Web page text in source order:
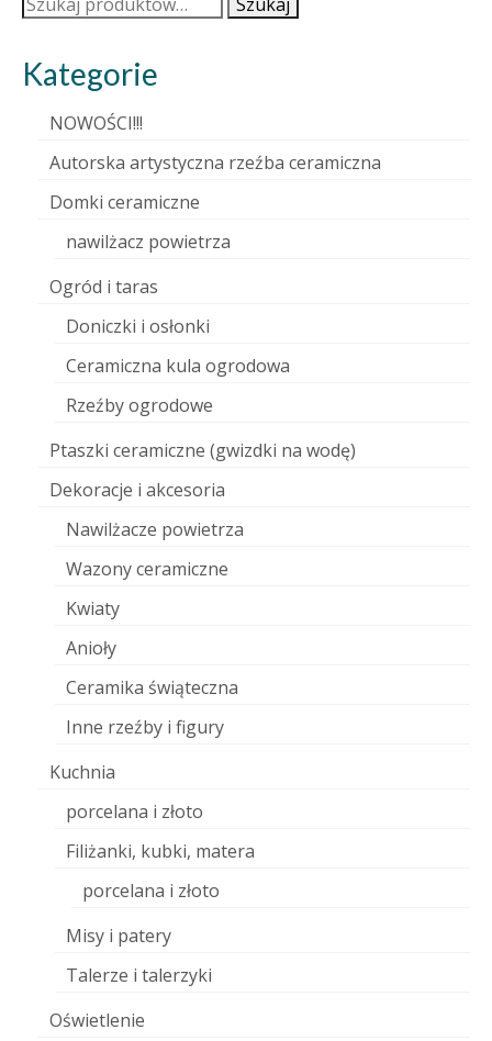
Kategorie
NOWOŚCI!!!
Autorska artystyczna rzeźba ceramiczna
Domki ceramiczne
nawilżacz powietrza
Ogród i taras
Doniczki i osłonki
Ceramiczna kula ogrodowa
Rzeźby ogrodowe
Ptaszki ceramiczne (gwizdki na wodę)
Dekoracje i akcesoria
Nawilżacze powietrza
Wazony ceramiczne
Kwiaty
Anioły
Ceramika świąteczna
Inne rzeźby i figury
Kuchnia
porcelana i złoto
Filiżanki, kubki, matera
porcelana i złoto
Misy i patery
Talerze i talerzyki
Oświetlenie